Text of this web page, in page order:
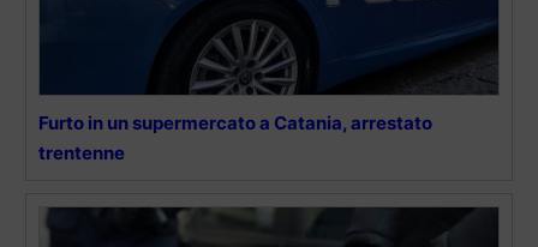
Furto in un supermercato a Catania, arrestato
trentenne